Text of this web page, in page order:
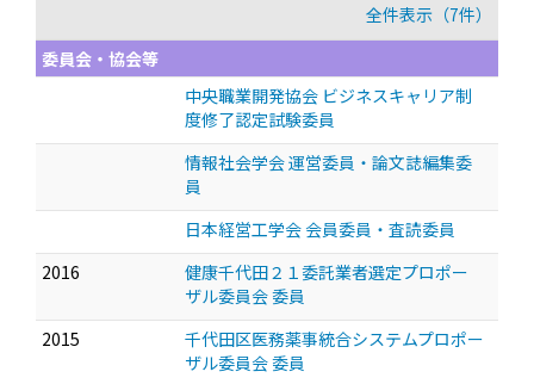
全件表示（7件）
委員会・協会等
中央職業開発協会 ビジネスキャリア制
度修了認定試験委員
情報社会学会 運営委員・論文誌編集委
員
日本経営工学会 会員委員・査読委員
2016
健康千代田２１委託業者選定プロポー
ザル委員会 委員
2015
千代田区医務薬事統合システムプロポー
ザル委員会 委員